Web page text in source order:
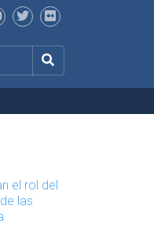
el rol del
las